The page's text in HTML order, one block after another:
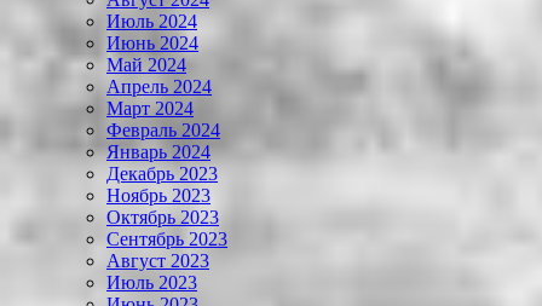
Июль 2024
Июнь 2024
Май 2024
Апрель 2024
Март 2024
Февраль 2024
Январь 2024
Декабрь 2023
Ноябрь 2023
Октябрь 2023
Сентябрь 2023
Август 2023
Июль 2023